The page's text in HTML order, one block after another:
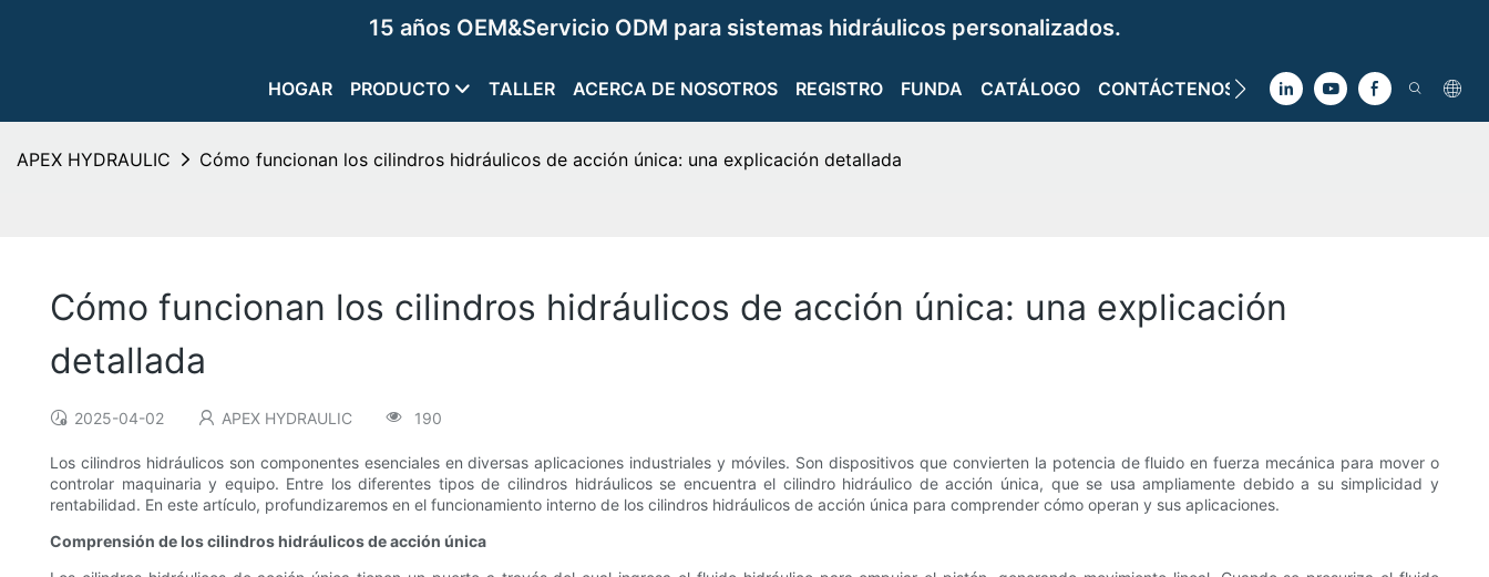
15 años OEM&Servicio ODM para sistemas hidráulicos personalizados.
HOGAR PRODUCTO TALLER ACERCA DE NOSOTROS REGISTRO FUNDA CATÁLOGO CONTÁCTENOS
APEX HYDRAULIC Cómo funcionan los cilindros hidráulicos de acción única: una explicación detallada
Cómo funcionan los cilindros hidráulicos de acción única: una explicación
detallada
2025-04-02 APEX HYDRAULIC 190
Los cilindros hidráulicos son componentes esenciales en diversas aplicaciones industriales y móviles. Son dispositivos que convierten la potencia de fluido en fuerza mecánica para mover o
controlar maquinaria y equipo. Entre los diferentes tipos de cilindros hidráulicos se encuentra el cilindro hidráulico de acción única, que se usa ampliamente debido a su simplicidad y
rentabilidad. En este artículo, profundizaremos en el funcionamiento interno de los cilindros hidráulicos de acción única para comprender cómo operan y sus aplicaciones.
Comprensión de los cilindros hidráulicos de acción única